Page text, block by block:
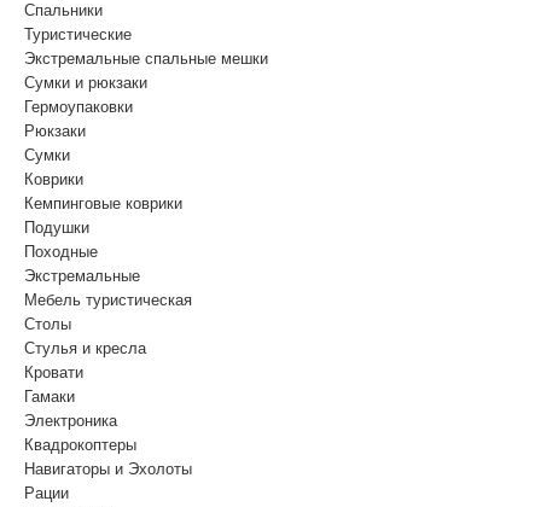
Спальники
Туристические
Экстремальные спальные мешки
Сумки и рюкзаки
Гермоупаковки
Рюкзаки
Сумки
Коврики
Кемпинговые коврики
Подушки
Походные
Экстремальные
Мебель туристическая
Столы
Стулья и кресла
Кровати
Гамаки
Электроника
Квадрокоптеры
Навигаторы и Эхолоты
Рации